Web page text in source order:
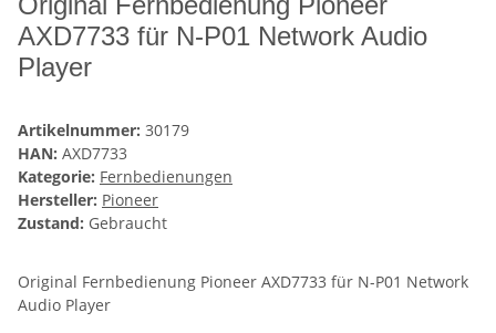
AXD7733 für N-P01 Network Audio
Player
Artikelnummer: 30179
HAN: AXD7733
Kategorie: Fernbedienungen
Hersteller: Pioneer
Zustand: Gebraucht
Original Fernbedienung Pioneer AXD7733 für N-P01 Network
Audio Player